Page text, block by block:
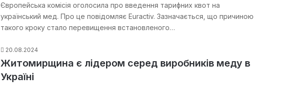
Європейська комісія оголосила про введення тарифних квот на
український мед. Про це повідомляє Euractiv. Зазначається, що причиною
такого кроку стало перевищення встановленого…
20.08.2024
Житомирщина є лідером серед виробників меду в
Україні